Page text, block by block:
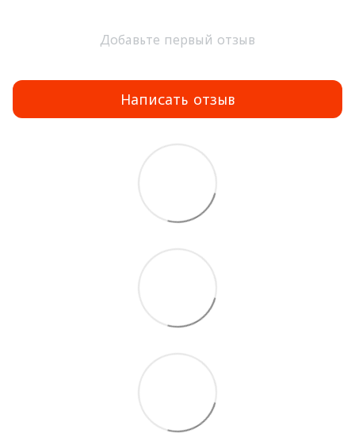
Добавьте первый отзыв
Написать отзыв